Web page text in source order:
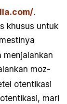
.
khusus untuk
moz-
otentikasi
mari